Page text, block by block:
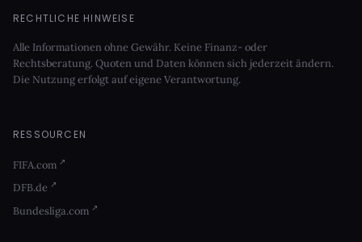
RECHTLICHE HINWEISE
Alle Informationen ohne Gewähr. Keine Finanz- oder
Rechtsberatung. Quoten und Daten können sich jederzeit ändern.
Die Nutzung erfolgt auf eigene Verantwortung.
RESSOURCEN
FIFA.com
DFB.de
Bundesliga.com